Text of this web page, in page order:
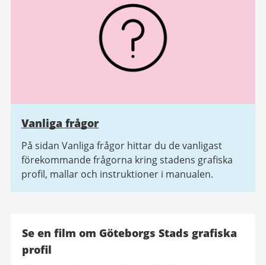
Vanliga frågor
På sidan Vanliga frågor hittar du de vanligast
förekommande frågorna kring stadens grafiska
profil, mallar och instruktioner i manualen.
Se en film om Göteborgs Stads grafiska
profil